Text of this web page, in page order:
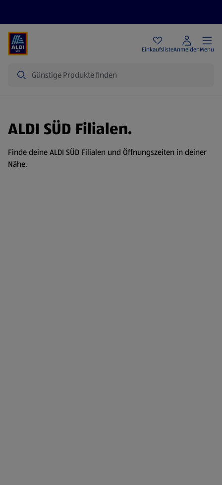
EinkaufslisteAnmeldenMenu
ALDI SÜD Filialen.
Finde deine ALDI SÜD Filialen und Öffnungszeiten in deiner
Nähe.